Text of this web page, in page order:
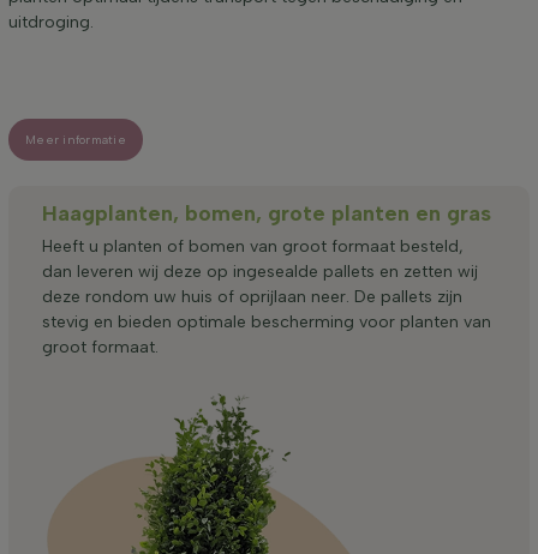
uitdroging.
Meer informatie
Haagplanten, bomen, grote planten en gras
Heeft u planten of bomen van groot formaat besteld,
dan leveren wij deze op ingesealde pallets en zetten wij
deze rondom uw huis of oprijlaan neer. De pallets zijn
stevig en bieden optimale bescherming voor planten van
groot formaat.